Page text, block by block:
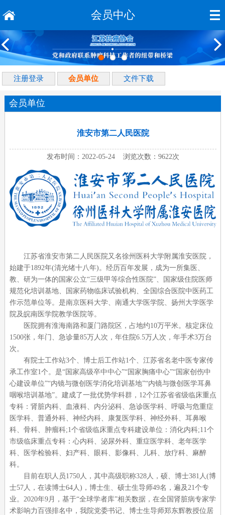
会员中心
注册登录 会员单位 文件下载
会员单位
淮安市第二人民医院
发布时间：2022-05-24 浏览次数：9622次
江苏省淮安市第二人民医院又名徐州医科大学附属淮安医院，
始建于1892年(清光绪十八年) 。经历百年发展，成为一所集医、
教、研为一体的国家公立“三级甲等综合性医院”、国家级住院医师
规范化培训基地、国家药物临床试验机构、全国综合医院中医药工
作示范单位等。是南京医科大学、南通大学医学院、扬州大学医学
院及皖南医学院教学医院等。
医院拥有淮海南路和厦门路院区，占地约10万平米。核定床位
1500张，年门、急诊量85万人次，年住院6.5万人次，年手术3万台
次。
有院士工作站3个、博士后工作站1个、江苏省名老中医专家传
承工作室1个。是“国家高级卒中中心”“国家胸痛中心”“国家创伤中
心建设单位”“内镜与微创医学消化培训基地”“内镜与微创医学耳鼻
咽喉培训基地”。建成了一批优势学科群， 12个江苏省省级临床重点
专科：肾脏内科、血液科、内分泌科、急诊医学科、呼吸与危重症
医学科、普通外科、神经内科、康复医学科、神经外科、耳鼻喉
科、骨科、肿瘤科;1个省级临床重点专科建设单位：消化内科;11个
市级临床重点专科：心内科、泌尿外科、重症医学科、老年医学
科、医学检验科、妇产科、眼科、影像科、儿科、放疗科、麻醉
科。
目前在职人员1750 人，其中高级职称328 人，硕、博士381 人 (博
士57 人，在读博士64 人 ) ，博士生、硕士生导师49名，遍及 21个专
业。 2020年9 月，基于“全球学者库”相关数据，在全国肾脏病专家学
术影响力百强排名中，我院党委书记、博士生导师郑东辉教授位居